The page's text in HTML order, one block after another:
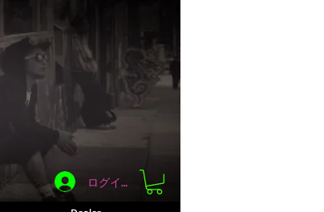
ログイン